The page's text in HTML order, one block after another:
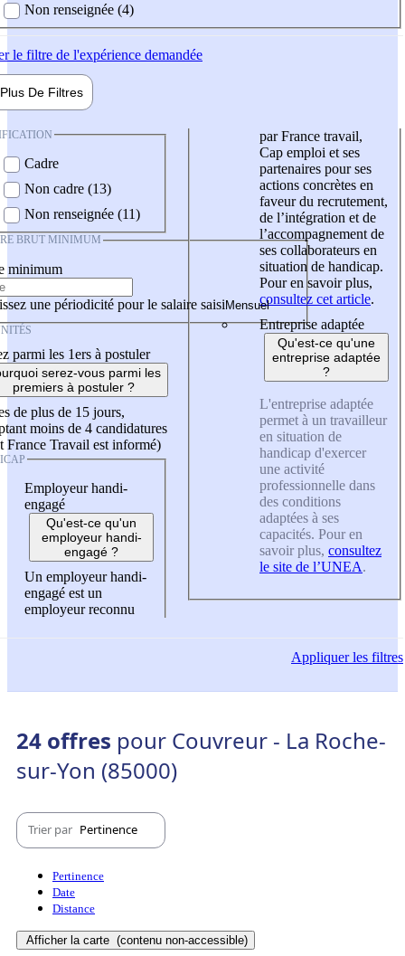
Non renseignée (4)
le filtre de l'expérience demandée
Plus De Filtres
Cadre
Non cadre (13)
Non renseignée (11)
BRUT MINIMUM
minimum
une périodicité pour le salaire saisi
parmi les 1ers à postuler
serez-vous parmi les
premiers à postuler ?
de plus de 15 jours,
moins de 4 candidatures
France Travail est informé)
Employeur handi-
engagé
Qu'est-ce qu'un
employeur handi-
engagé ?
Un employeur handi-
engagé est un
employeur reconnu
par France travail,
Cap emploi et ses
partenaires pour ses
actions concrètes en
faveur du recrutement,
de l’intégration et de
l’accompagnement de
ses collaborateurs en
situation de handicap.
Pour en savoir plus,
consultez cet article.
Entreprise adaptée
Qu'est-ce qu'une
entreprise adaptée
?
L'entreprise adaptée
permet à un travailleur
en situation de
handicap d'exercer
une activité
professionnelle dans
des conditions
adaptées à ses
capacités. Pour en
savoir plus, consultez
le site de l’UNEA.
Appliquerles filtres
24 offres pour Couvreur - La Roche-
sur-Yon (85000)
Trier par Pertinence
Pertinence
Date
Distance
Afficher la carte (contenu non-accessible)